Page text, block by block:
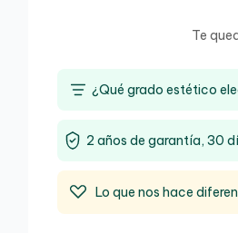
.
hogares o cualquier
Te
¿Qué grado estético
2 años de garantía, 30
Lo que nos hace